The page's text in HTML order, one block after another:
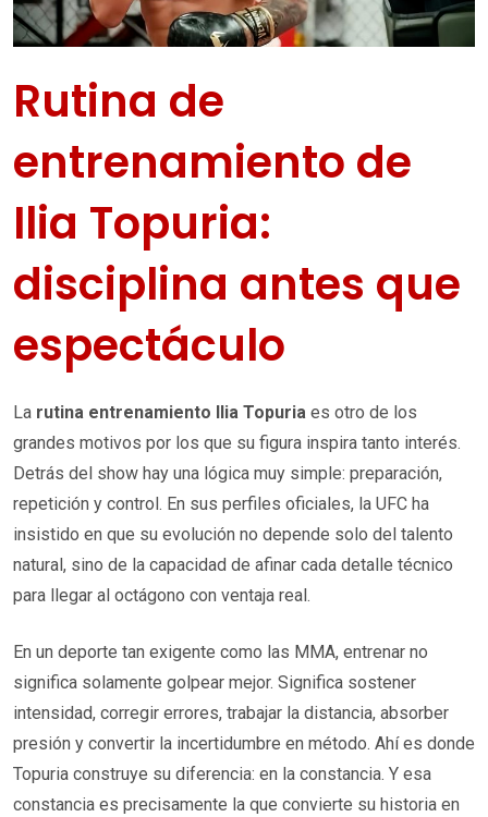
Rutina de
entrenamiento de
Ilia Topuria:
disciplina antes que
espectáculo
La rutina entrenamiento Ilia Topuria es otro de los
grandes motivos por los que su figura inspira tanto interés.
Detrás del show hay una lógica muy simple: preparación,
repetición y control. En sus perfiles oficiales, la UFC ha
insistido en que su evolución no depende solo del talento
natural, sino de la capacidad de afinar cada detalle técnico
para llegar al octágono con ventaja real.
En un deporte tan exigente como las MMA, entrenar no
significa solamente golpear mejor. Significa sostener
intensidad, corregir errores, trabajar la distancia, absorber
presión y convertir la incertidumbre en método. Ahí es donde
Topuria construye su diferencia: en la constancia. Y esa
constancia es precisamente la que convierte su historia en